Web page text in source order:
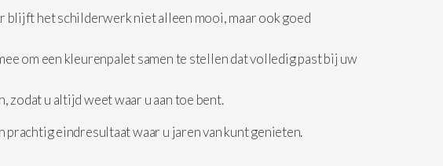
het schilderwerk niet alleen mooi, maar ook goed
om een kleurenpalet samen te stellen dat volledig past bij uw
u altijd weet waar u aan toe bent.
eindresultaat waar u jaren van kunt genieten.